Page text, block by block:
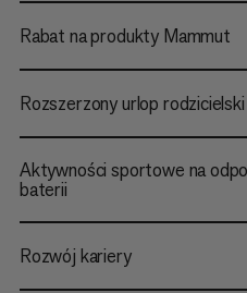
Rabat na produkty Mammut
Rozszerzony urlop rodzicielski
Aktywności sportowe na
baterii
Rozwój kariery